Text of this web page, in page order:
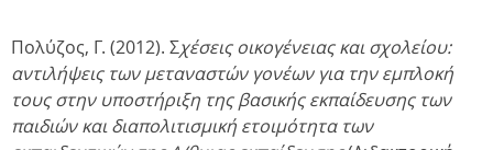
Πολύζος, Γ. (2012). Σχέσεις οικογένειας και σχολείου:
αντιλήψεις των μεταναστών γονέων για την εμπλοκή
τους στην υποστήριξη της βασικής εκπαίδευσης των
παιδιών και διαπολιτισμική ετοιμότητα των